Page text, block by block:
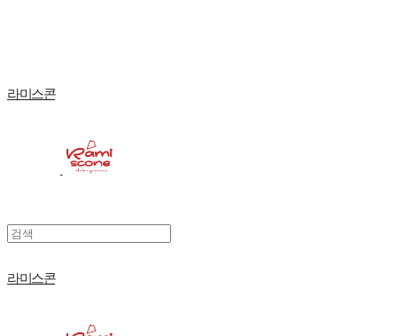
라미스콘
라미스콘